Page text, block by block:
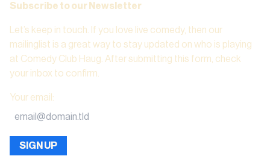
Subscribe to our Newsletter
Let’s keep in touch. If you love live comedy, then our
mailinglist is a great way to stay updated on who is playing
at Comedy Club Haug. After submitting this form, check
your inbox to confirm.
Your email :
SIGN UP